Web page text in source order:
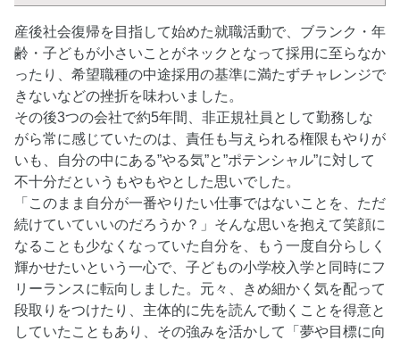
産後社会復帰を目指して始めた就職活動で、ブランク・年
齢・子どもが小さいことがネックとなって採用に至らなか
ったり、希望職種の中途採用の基準に満たずチャレンジで
きないなどの挫折を味わいました。
その後3つの会社で約5年間、非正規社員として勤務しな
がら常に感じていたのは、責任も与えられる権限もやりが
いも、自分の中にある”やる気”と”ポテンシャル”に対して
不十分だというもやもやとした思いでした。
「このまま自分が一番やりたい仕事ではないことを、ただ
続けていていいのだろうか？」そんな思いを抱えて笑顔に
なることも少なくなっていた自分を、もう一度自分らしく
輝かせたいという一心で、子どもの小学校入学と同時にフ
リーランスに転向しました。元々、きめ細かく気を配って
段取りをつけたり、主体的に先を読んで動くことを得意と
していたこともあり、その強みを活かして「夢や目標に向